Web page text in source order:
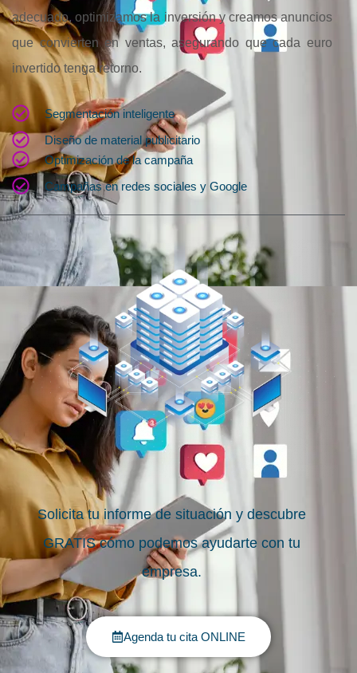
adecuado, optimizamos la inversión y creamos anuncios
que convierten en ventas, asegurando que cada euro
invertido tenga retorno.
Segmentación inteligente
Diseño de material publicitario
Optimización de la campaña
Campañas en redes sociales y Google
Solicita tu informe de situación y descubre
GRATIS cómo podemos ayudarte con tu
empresa.
Agenda tu cita ONLINE